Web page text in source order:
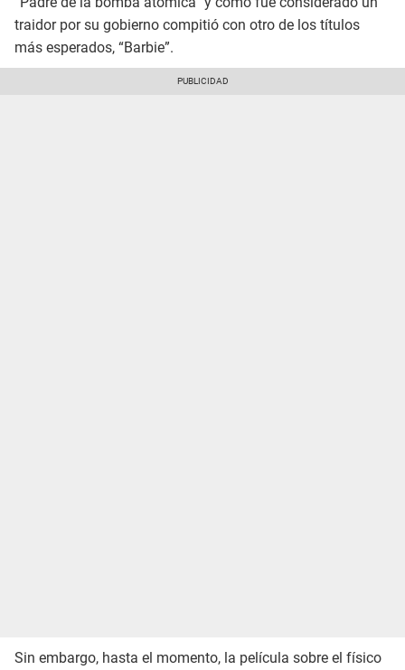
traidor por su gobierno compitió con otro de los títulos
más esperados, “Barbie”.
Sin embargo, hasta el momento, la película sobre el físico